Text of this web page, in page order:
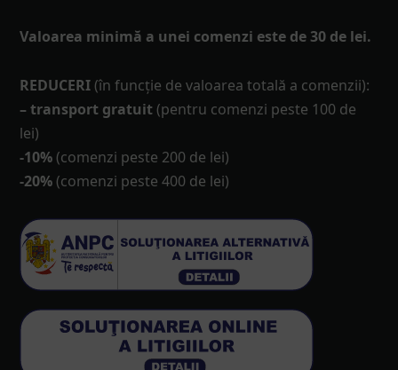
Valoarea minimă a unei comenzi este de 30 de lei.
REDUCERI (în funcţie de valoarea totală a comenzii):
– transport gratuit (pentru comenzi peste 100 de
lei)
-10% (comenzi peste 200 de lei)
-20% (comenzi peste 400 de lei)